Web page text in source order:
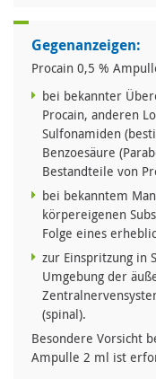
Gegenanzeigen:
Procain 0,5 %
bei bekannter
Procain, anderen
Sulfonamiden
Benzoesäure
Bestandteile von
bei bekanntem
körpereigenen
Folge eines
zur Einspritzung in
Umgebung der
(spinal).
Besondere Vorsicht
Ampulle 2 ml ist